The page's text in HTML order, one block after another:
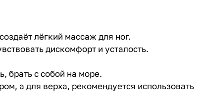
лёгкий массаж для ног.
дискомфорт и усталость.
брать с собой на море.
а для верха, рекомендуется использовать